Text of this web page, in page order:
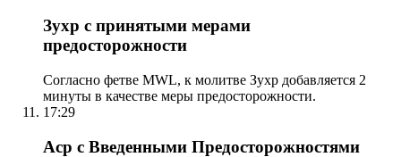
Зухр с принятыми мерами
предосторожности
Согласно фетве MWL, к молитве Зухр добавляется 2
минуты в качестве меры предосторожности.
17:29
Аср с Введенными Предосторожностями